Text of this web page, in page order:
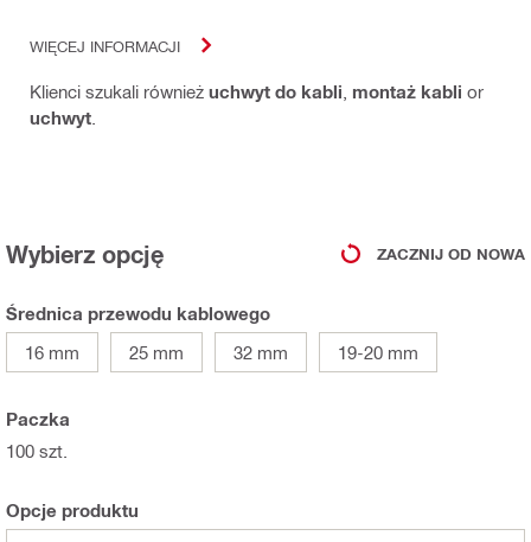
WIĘCEJ INFORMACJI
Klienci szukali również uchwyt do kabli montaż kabli or
uchwyt
Wybierz opcję ZACZNIJ OD NOWA
Średnica przewodu kablowego
16 mm
25 mm 32 mm 19-20 mm
Paczka
100 szt.
Opcje produktu